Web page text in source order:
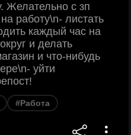
Желательно с зп
работу\n- листать
каждый час на
и делать
и что-нибудь
уйти
#Работа